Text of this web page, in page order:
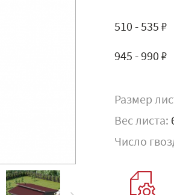
510 - 535 ₽
945 - 990 ₽
Размер
Вес листа:
Число